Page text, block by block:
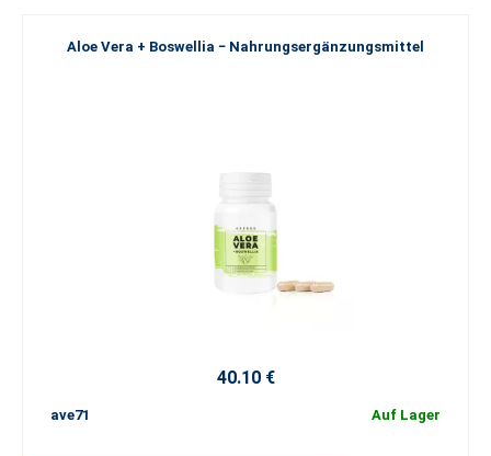
Aloe Vera + Boswellia − Nahrungsergänzungsmittel
40.10 €
ave71 Auf Lager